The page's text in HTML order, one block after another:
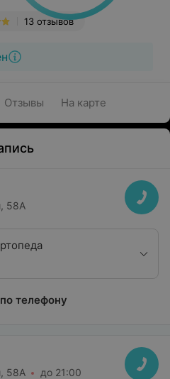
13 отзывов
Отзывы На карте
58А
телефону
58А до 21:00